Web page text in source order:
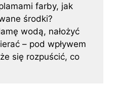
farby, jak
środki?
wodą, nałożyć
– pod wpływem
się rozpuścić, co